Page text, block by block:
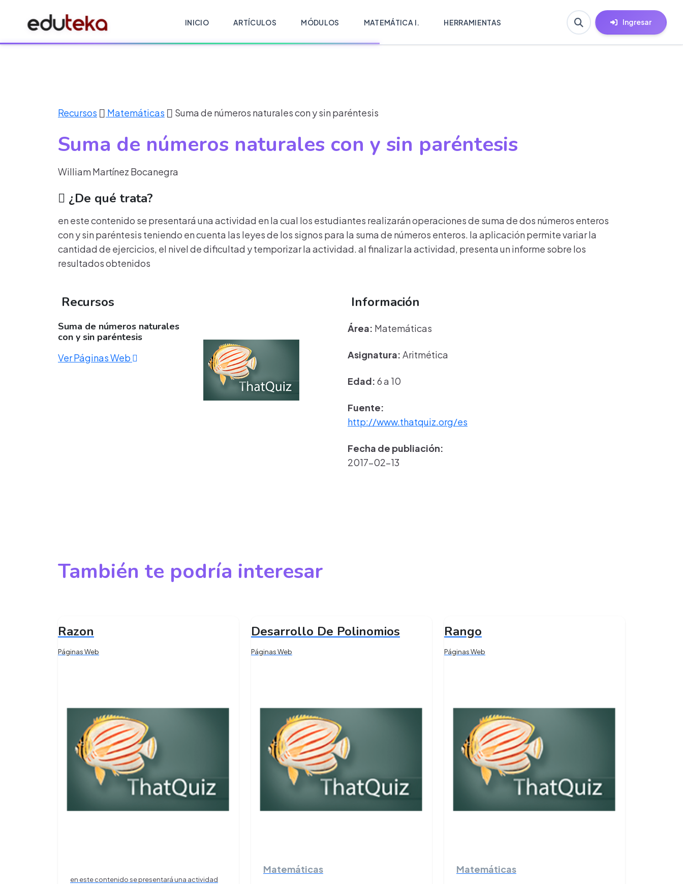
INICIO ARTÍCULOS MÓDULOS MATEMÁTICA I. HERRAMIENTAS Ingresar
Recursos Matemáticas Suma de números naturales con y sin paréntesis
Suma de números naturales con y sin paréntesis
William Martínez Bocanegra
¿De qué trata?
en este contenido se presentará una actividad en la cual los estudiantes realizarán operaciones de suma de dos números enteros
con y sin paréntesis teniendo en cuenta las leyes de los signos para la suma de números enteros. la aplicación permite variar la
cantidad de ejercicios, el nivel de dificultad y temporizar la actividad. al finalizar la actividad, presenta un informe sobre los
resultados obtenidos
Recursos
Suma de números naturales
con y sin paréntesis
Ver Páginas Web
Información
Área: Matemáticas
Asignatura: Aritmética
Edad: 6 a 10
Fuente:
http://www.thatquiz.org/es
Fecha de publiación:
2017-02-13
También te podría interesar
Razon
Páginas Web
en este contenido se presentará una actividad
Desarrollo De Polinomios
Páginas Web
Matemáticas
Rango
Páginas Web
Matemáticas